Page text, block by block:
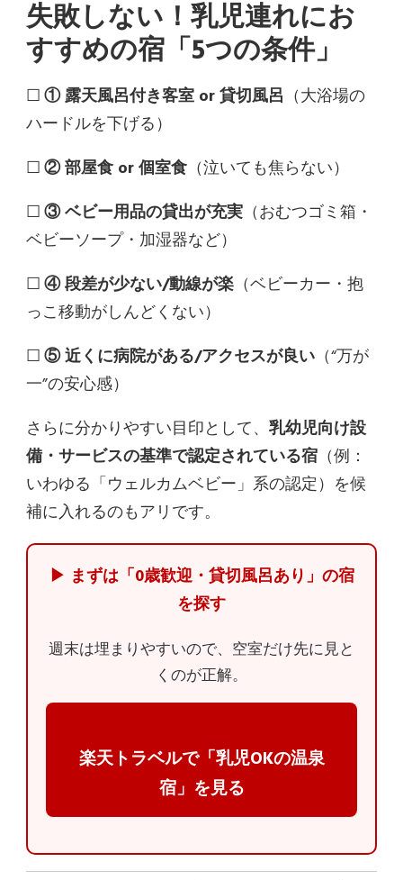
失敗しない！乳児連れにお
すすめの宿「5つの条件」
☐① 露天風呂付き客室 or 貸切風呂 （大浴場の
ハードルを下げる）
☐② 部屋食 or 個室食 （泣いても焦らない）
☐③ ベビー用品の貸出が充実 （おむつゴミ箱・
ベビーソープ・加湿器など）
☐④ 段差が少ない/動線が楽 （ベビーカー・抱
っこ移動がしんどくない）
☐⑤ 近くに病院がある/アクセスが良い （“万が
一”の安心感）
さらに分かりやすい目印として、 乳幼児向け設
備・サービスの基準で認定されている宿 （例：
いわゆる「ウェルカムベビー」系の認定）を候
補に入れるのもアリです。
▶ まずは「0歳歓迎・貸切風呂あり」の宿
を探す
週末は埋まりやすいので、空室だけ先に見と
くのが正解。
楽天トラベルで「乳児OKの温泉
宿」を見る